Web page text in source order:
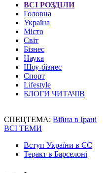
ВСІ РОЗДІЛИ
Головна
Україна
Місто
Світ
Бізнес
Наука
Шоу-бізнес
Спорт
Lifestyle
БЛОГИ ЧИТАЧІВ
СПЕЦТЕМА: Війна в Ірані
ВСІ ТЕМИ
Вступ України в ЄС
Теракт в Барселоні